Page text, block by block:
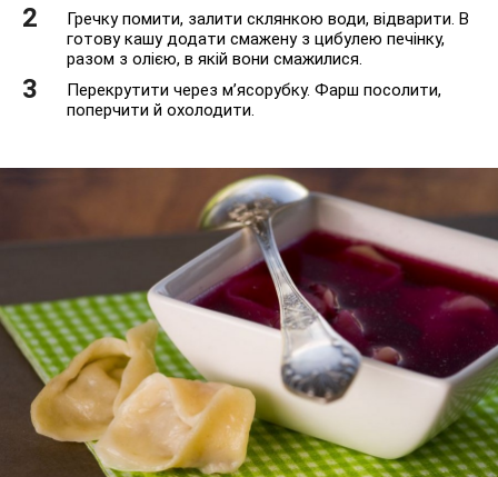
Гречку помити, залити склянкою води, відварити. В
готову кашу додати смажену з цибулею печінку,
разом з олією, в якій вони смажилися.
Перекрутити через м’ясорубку. Фарш посолити,
поперчити й охолодити.